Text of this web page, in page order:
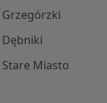
Miasto